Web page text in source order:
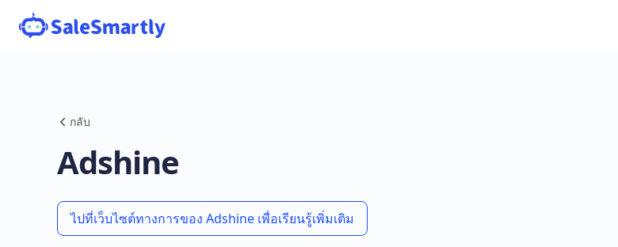
กลับ
Adshine
ไปที่เว็บไซต์ทางการของ Adshine เพื่อเรียนรู้เพิ่มเติม